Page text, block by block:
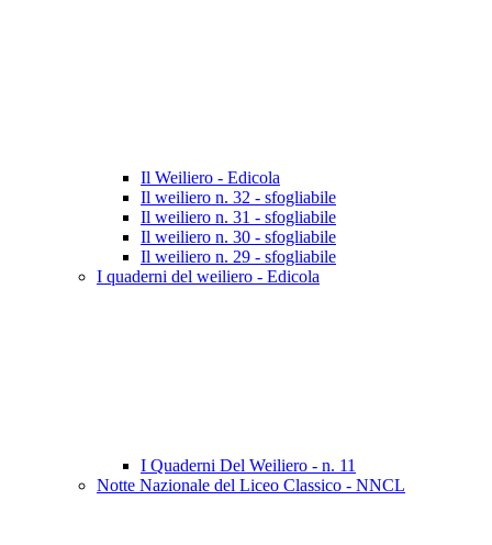
Il Weiliero - Edicola
Il weiliero n. 32 - sfogliabile
Il weiliero n. 31 - sfogliabile
Il weiliero n. 30 - sfogliabile
Il weiliero n. 29 - sfogliabile
I quaderni del weiliero - Edicola
I Quaderni Del Weiliero - n. 11
Notte Nazionale del Liceo Classico - NNCL